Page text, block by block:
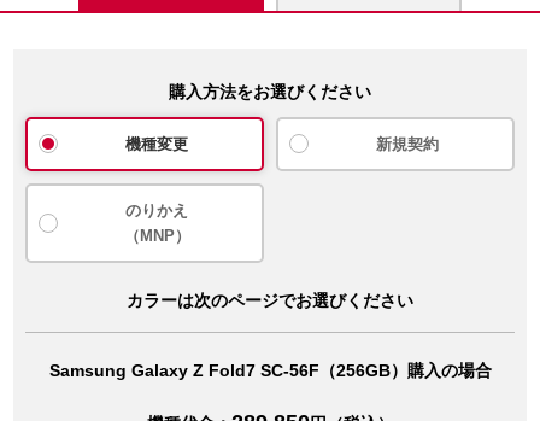
購入方法をお選びください
機種変更 新規契約
のりかえ
（MNP）
カラーは次のページでお選びください
Samsung Galaxy Z Fold7 SC-56F（256GB）購入の場合